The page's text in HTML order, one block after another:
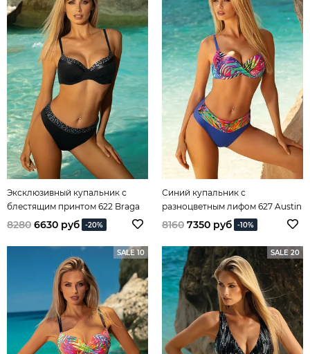
Эксклюзивный купальник с
блестящим принтом 622 Braga
Exclusive
8280 6630 руб -20%
Синий купальник с
разноцветным лифом 627 Austin
8160 7350 руб -10%
SALE 10 SALE 20